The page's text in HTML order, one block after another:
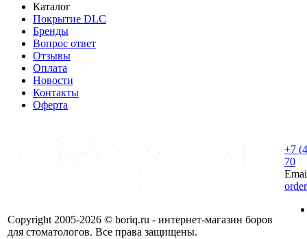
Каталог
Покрытие DLC
Бренды
Вопрос ответ
Отзывы
Оплата
Новости
Контакты
Оферта
Copyright 2005-2026 © boriq.ru - интернет-магазин боров
для стоматологов. Все права защищены.
+7
70